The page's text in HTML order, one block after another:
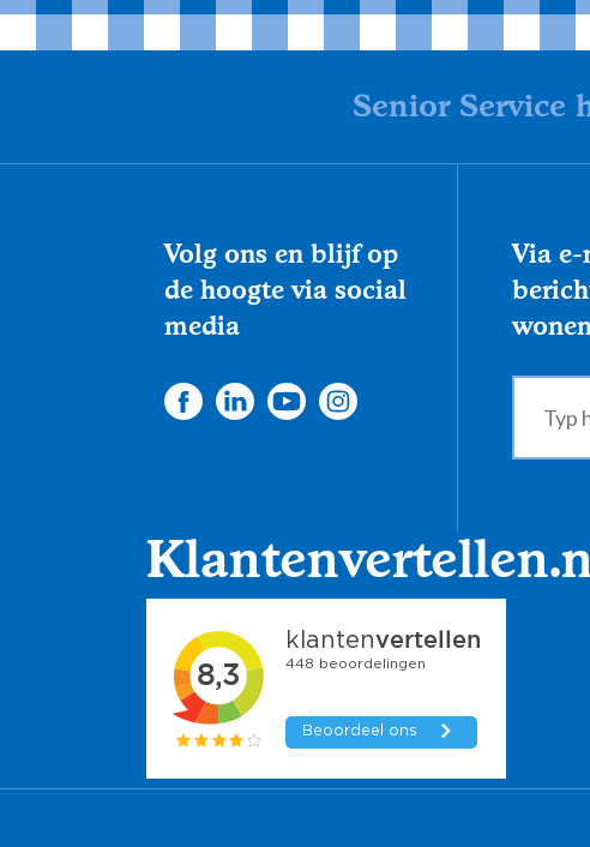
Senior Service
Volg ons en blijf op
de hoogte via social
media
Via